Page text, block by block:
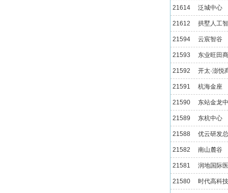
21614 泛城中心
21612 拱墅人工
21594 云宸智谷
21593 东业旺田
21592 开太·澎悦
21591 杭海金座
21590 东站金龙
21589 东杭中心
21588 优云研发
21582 南山麓谷
21581 润地国际
21580 时代高科